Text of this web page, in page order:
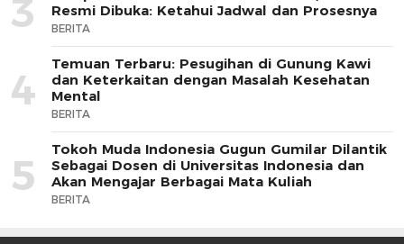
3
Resmi Dibuka: Ketahui Jadwal dan Prosesnya
BERITA
4
Temuan Terbaru: Pesugihan di Gunung Kawi
dan Keterkaitan dengan Masalah Kesehatan
Mental
BERITA
5
Tokoh Muda Indonesia Gugun Gumilar Dilantik
Sebagai Dosen di Universitas Indonesia dan
Akan Mengajar Berbagai Mata Kuliah
BERITA